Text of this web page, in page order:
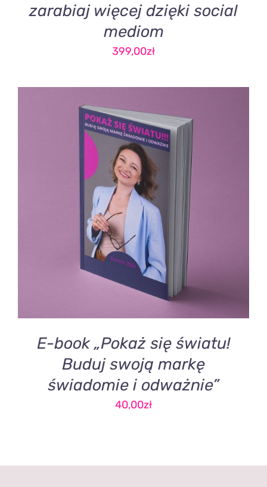
zarabiaj więcej dzięki social
mediom
399,00zł
DODAJ DO KOSZYKA
SZCZEGÓŁY
E-book „Pokaż się światu!
Buduj swoją markę
świadomie i odważnie”
40,00zł